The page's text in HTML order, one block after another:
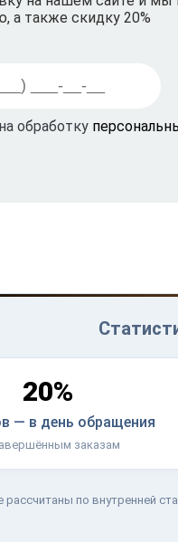
а также скидку 20%
обработку
20%
— в день обращения
заказам
рассчитаны по внутренней